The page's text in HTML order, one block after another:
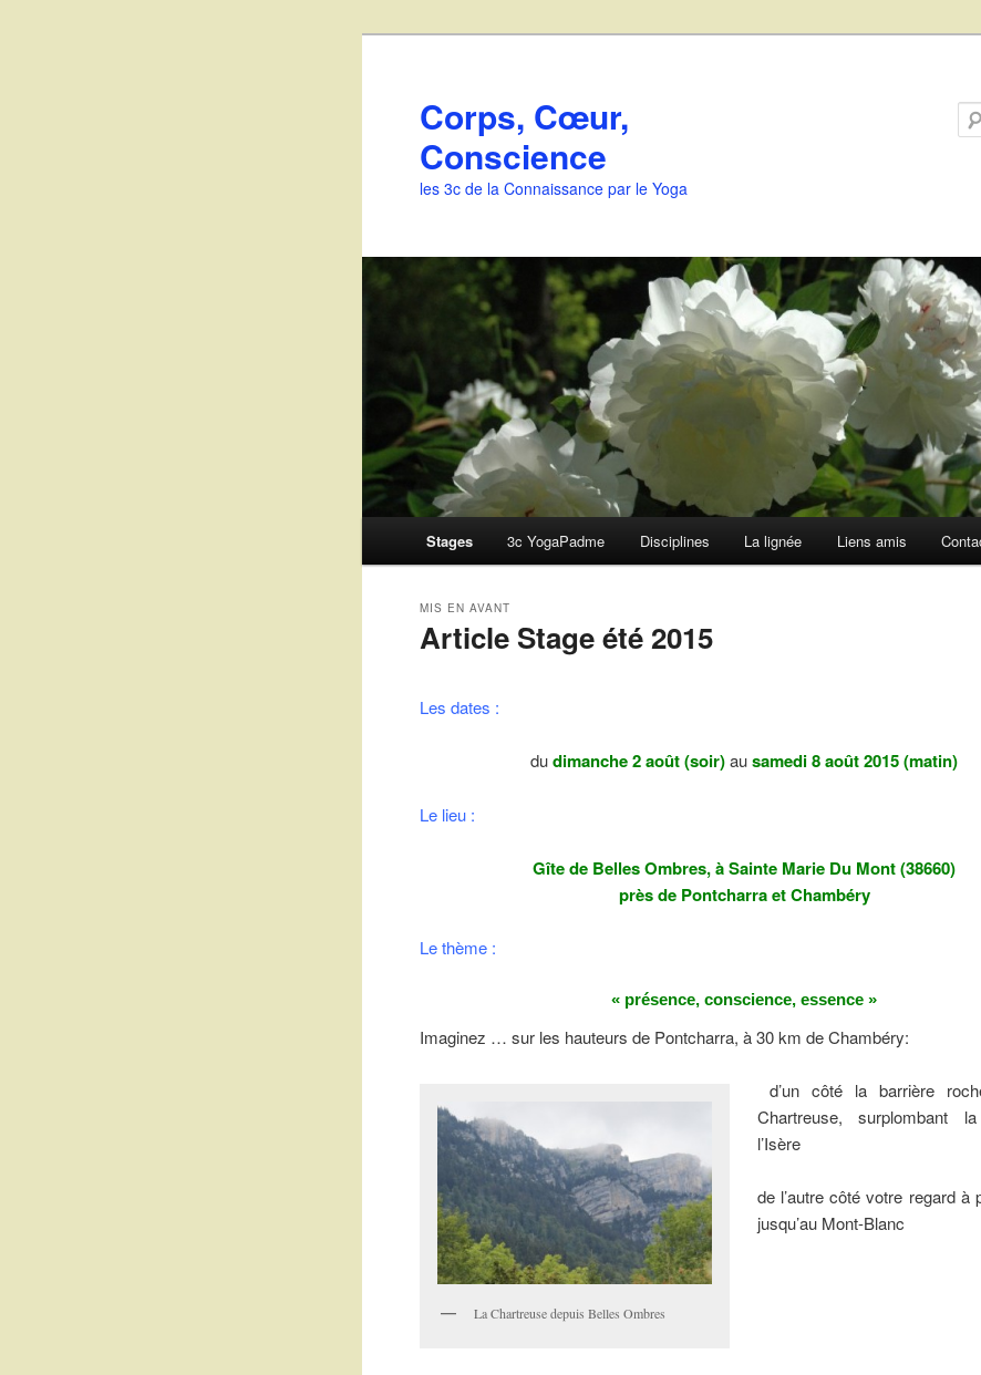
Corps, Cœur,
Conscience
les 3c de la Connaissance par le Yoga
Stages 3c YogaPadme Disciplines La lignée Liens amis
Article Stage été 2015
MIS EN AVANT
Les dates :
dudimanche 2 août (soir)ausamedi8 août 2015 (matin)
Le lieu :
Gîte de Belles Ombres, à Sainte Marie Du Mont (38660)
près de Pontcharra et Chambéry
Le thème :
« présence, conscience, essence »
Imaginez … sur les hauteurs de Pontcharra, à 30 km de Chambéry:
La Chartreuse depuis Belles Ombres
d’un côté la barrière
Chartreuse, surplombant
l’Isère
de l’autre côté votre regard à
jusqu’au Mont-Blanc